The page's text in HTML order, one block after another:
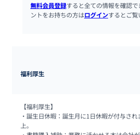
無料会員登録すると全ての情報を確認
ントをお持ちの方はログインするとご覧
福利厚生
【福利厚⽣】
・誕⽣⽇休暇：誕⽣⽉に1⽇休暇が付与さ
上。